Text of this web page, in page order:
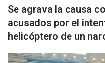
Se agrava la causa
acusados por el
helicóptero de un